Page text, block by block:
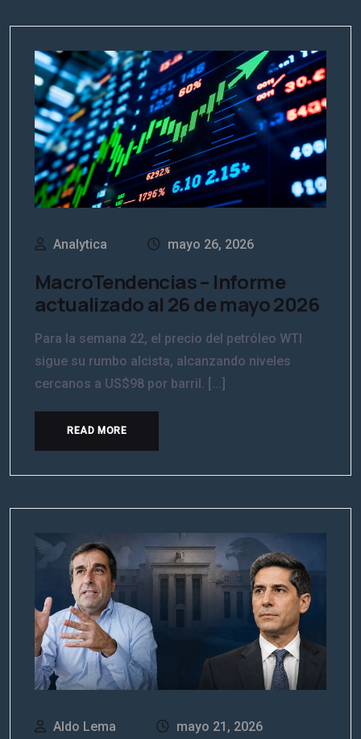
Analytica mayo 26, 2026
MacroTendencias – Informe
actualizado al 26 de mayo 2026
Para la semana 22, el precio del petróleo WTI
sigue su rumbo alcista, alcanzando niveles
cercanos a US$98 por barril. [...]
READ MORE
Aldo Lema mayo 21, 2026